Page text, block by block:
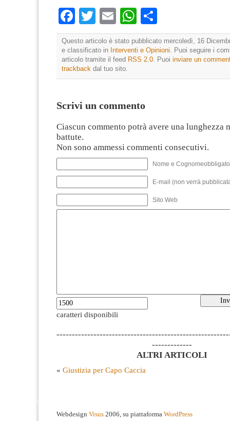
Facebook
TwitterEmailWhatsApp
Questo articolo è stato pubblicato mercoledì, 16
e classificato in Interventi e Opinioni. Puoi seguire i
articolo tramite il feed RSS 2.0. Puoi inviare un
trackback dal tuo sito.
Scrivi un commento
Ciascun commento potrà avere una lunghezza
battute.
Non sono ammessi commenti consecutivi.
Nome e
E-mail (non verrà
Sito Web
caratteri disponibili
-------------
ALTRI ARTICOLI
« Giustizia per Capo Caccia
Webdesign Visus 2006, su piattaforma WordPress